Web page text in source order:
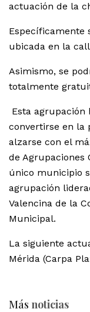
actuación de la
Específicamente
ubicada en la
Asimismo, se
totalmente
Esta agrupación
convertirse en la
alzarse con el
de Agrupaciones
único municipio
agrupación
Valencina de la
Municipal.
La siguiente
Mérida (Carpa
Más noticias